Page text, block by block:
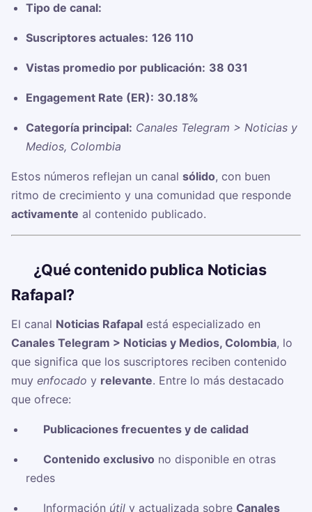
Tipo de canal:
Suscriptores actuales: 126 110
Vistas promedio por publicación: 38 031
Engagement Rate (ER): 30.18%
Categoría principal: Canales Telegram > Noticias y
Medios, Colombia
Estos números reflejan un canal sólido, con buen
ritmo de crecimiento y una comunidad que responde
activamente al contenido publicado.
¿Qué contenido publica Noticias
Rafapal?
El canal Noticias Rafapal está especializado en
Canales Telegram > Noticias y Medios, Colombia, lo
que significa que los suscriptores reciben contenido
muy enfocado y relevante. Entre lo más destacado
que ofrece:
Publicaciones frecuentes y de calidad
Contenido exclusivo no disponible en otras
redes
✅ Información útily actualizada sobre Canales